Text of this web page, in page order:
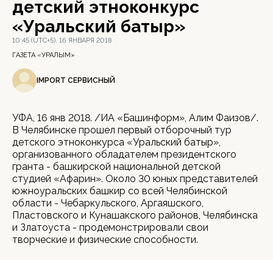
детский этноконкурс
«Уральский батыр»
10:45 (UTC+5), 16 ЯНВАРЯ 2018
ГАЗЕТА «УРАЛЫМ»
IMPORT СЕРВИСНЫЙ
УФА, 16 янв 2018. /ИА «Башинформ», Алим Фаизов/.
В Челябинске прошел первый отборочный тур
детского этноконкурса «Уральский батыр»,
организованного обладателем президентского
гранта - башкирской национальной детской
студией «Афарин». Около 30 юных представителей
южноуральских башкир со всей Челябинской
области - Чебаркульского, Аргаяшского,
Пластовского и Кунашакского районов, Челябинска
и Златоуста - продемонстрировали свои
творческие и физические способности.